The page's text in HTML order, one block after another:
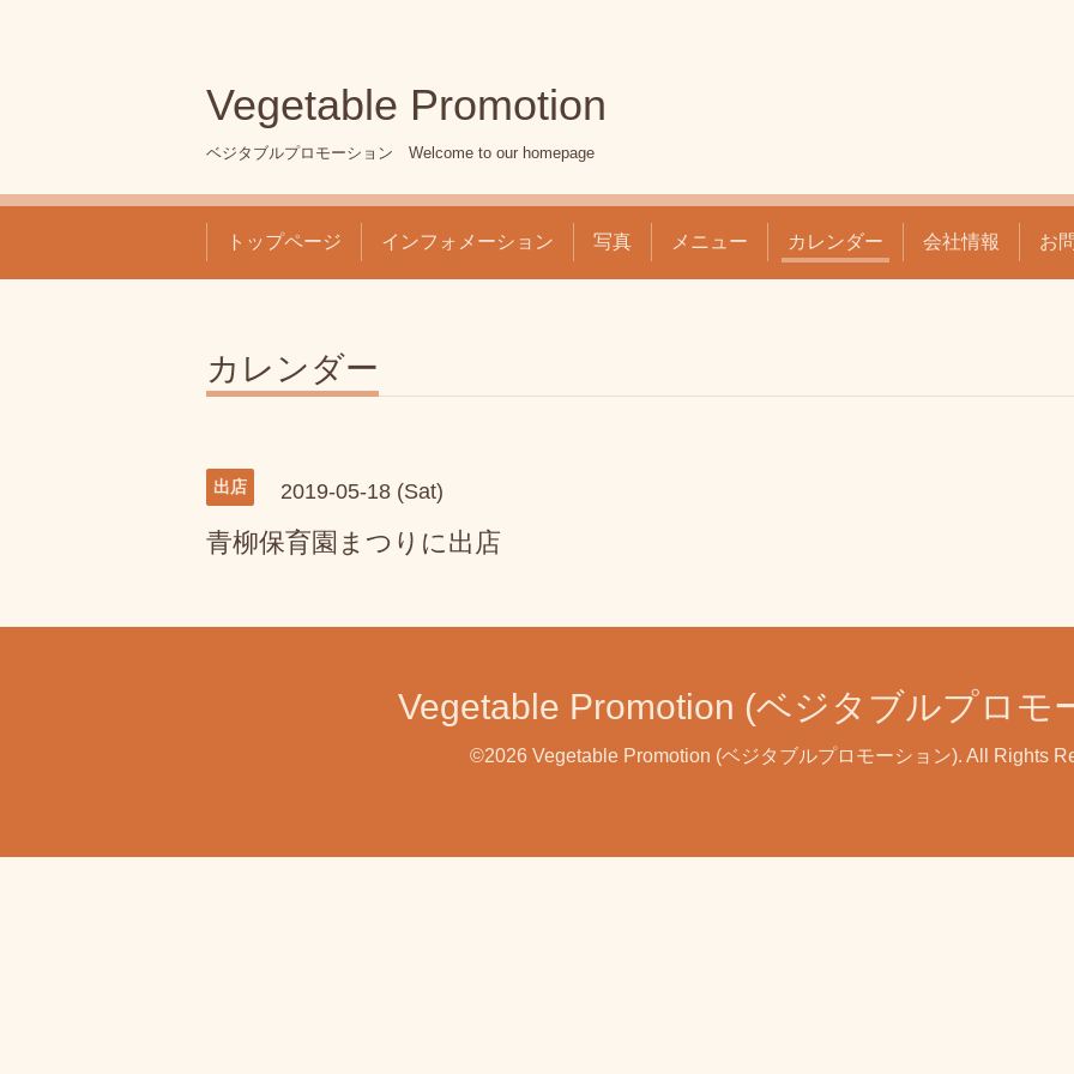
Vegetable Promotion
ベジタブルプロモーション Welcome to our homepage
トップページ インフォメーション 写真 メニュー カレンダー 会社情報 お
カレンダー
出店 2019-05-18 (Sat)
青柳保育園まつりに出店
Vegetable Promotion (ベジタブルプロモ
©2026 Vegetable Promotion (ベジタブルプロモーション). All Rights